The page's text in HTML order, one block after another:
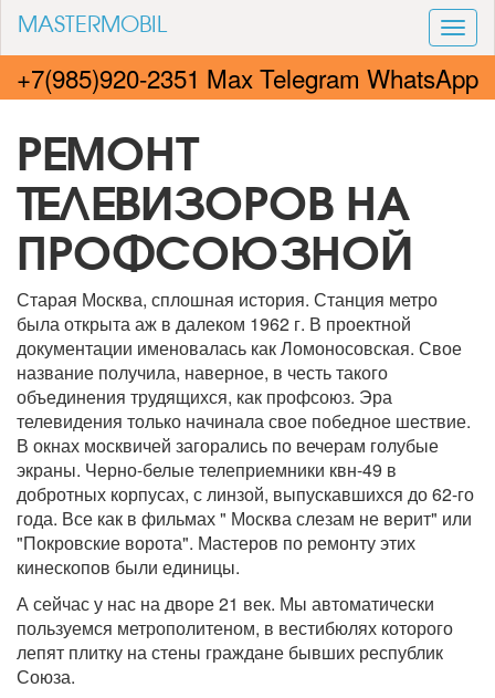
MASTERMOBIL
+7(985)920-2351 Max Telegram WhatsApp
РЕМОНТ
ТЕЛЕВИЗОРОВ НА
ПРОФСОЮЗНОЙ
Старая Москва, сплошная история. Станция метро
была открыта аж в далеком 1962 г. В проектной
документации именовалась как Ломоносовская. Свое
название получила, наверное, в честь такого
объединения трудящихся, как профсоюз. Эра
телевидения только начинала свое победное шествие.
В окнах москвичей загорались по вечерам голубые
экраны. Черно-белые телеприемники квн-49 в
добротных корпусах, с линзой, выпускавшихся до 62-го
года. Все как в фильмах " Москва слезам не верит" или
"Покровские ворота". Мастеров по ремонту этих
кинескопов были единицы.
А сейчас у нас на дворе 21 век. Мы автоматически
пользуемся метрополитеном, в вестибюлях которого
лепят плитку на стены граждане бывших республик
Союза.